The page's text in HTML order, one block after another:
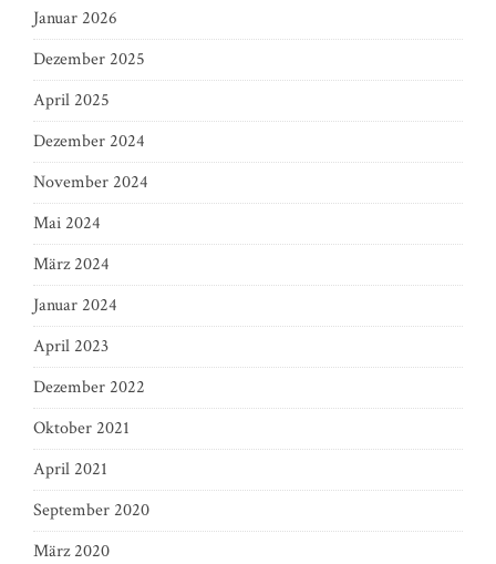
Januar 2026
Dezember 2025
April 2025
Dezember 2024
November 2024
Mai 2024
März 2024
Januar 2024
April 2023
Dezember 2022
Oktober 2021
April 2021
September 2020
März 2020